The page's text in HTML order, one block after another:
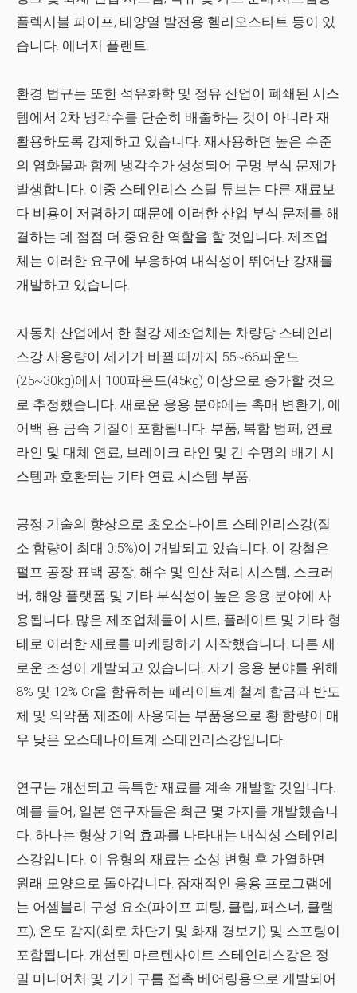
플렉시블 파이프, 태양열 발전용 헬리오스타트 등이 있
습니다. 에너지 플랜트.
환경 법규는 또한 석유화학 및 정유 산업이 폐쇄된 시스
템에서 2차 냉각수를 단순히 배출하는 것이 아니라 재
활용하도록 강제하고 있습니다. 재사용하면 높은 수준
의 염화물과 함께 냉각수가 생성되어 구멍 부식 문제가
발생합니다. 이중 스테인리스 스틸 튜브는 다른 재료보
다 비용이 저렴하기 때문에 이러한 산업 부식 문제를 해
결하는 데 점점 더 중요한 역할을 할 것입니다. 제조업
체는 이러한 요구에 부응하여 내식성이 뛰어난 강재를
개발하고 있습니다.
자동차 산업에서 한 철강 제조업체는 차량당 스테인리
스강 사용량이 세기가 바뀔 때까지 55~66파운드
(25~30kg)에서 100파운드(45kg) 이상으로 증가할 것으
로 추정했습니다. 새로운 응용 분야에는 촉매 변환기, 에
어백 용 금속 기질이 포함됩니다. 부품, 복합 범퍼, 연료
라인 및 대체 연료, 브레이크 라인 및 긴 수명의 배기 시
스템과 호환되는 기타 연료 시스템 부품.
공정 기술의 향상으로 초오소나이트 스테인리스강(질
소 함량이 최대 0.5%)이 개발되고 있습니다. 이 강철은
펄프 공장 표백 공장, 해수 및 인산 처리 시스템, 스크러
버, 해양 플랫폼 및 기타 부식성이 높은 응용 분야에 사
용됩니다. 많은 제조업체들이 시트, 플레이트 및 기타 형
태로 이러한 재료를 마케팅하기 시작했습니다. 다른 새
로운 조성이 개발되고 있습니다. 자기 응용 분야를 위해
8% 및 12% Cr을 함유하는 페라이트계 철계 합금과 반도
체 및 의약품 제조에 사용되는 부품용으로 황 함량이 매
우 낮은 오스테나이트계 스테인리스강입니다.
연구는 개선되고 독특한 재료를 계속 개발할 것입니다.
예를 들어, 일본 연구자들은 최근 몇 가지를 개발했습니
다. 하나는 형상 기억 효과를 나타내는 내식성 스테인리
스강입니다. 이 유형의 재료는 소성 변형 후 가열하면
원래 모양으로 돌아갑니다. 잠재적인 응용 프로그램에
는 어셈블리 구성 요소(파이프 피팅, 클립, 패스너, 클램
프), 온도 감지(회로 차단기 및 화재 경보기) 및 스프링이
포함됩니다. 개선된 마르텐사이트 스테인리스강은 정
밀 미니어처 및 기기 구름 접촉 베어링용으로 개발되어